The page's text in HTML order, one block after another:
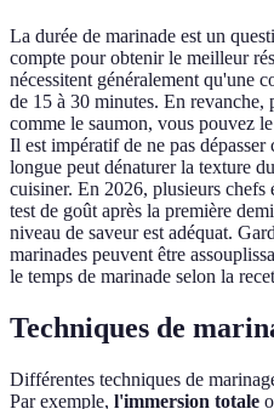
La durée de marinade est un
compte pour obtenir le meilleur
nécessitent généralement qu'une
de 15 à 30 minutes. En revanche,
comme le saumon, vous pouvez
Il est impératif de ne pas
longue peut dénaturer la texture
cuisiner. En 2026, plusieurs
test de goût après la première
niveau de saveur est adéquat.
marinades peuvent être
le temps de marinade selon la
Techniques de
Différentes techniques de
Par exemple, l'immersion totale